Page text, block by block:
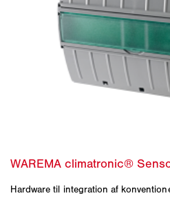
Hardware til integration af